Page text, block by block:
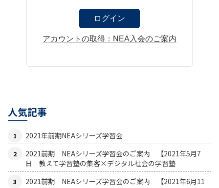
アカウントの取得：NEA入会のご案内
人気記事
2021年前期NEAシリーズ学習会
2021前期 NEAシリーズ学習会のご案内 【2021年5月7
日 教えて学習塾の集客×デジタル社会の学習塾
2021前期 NEAシリーズ学習会のご案内 【2021年6月11